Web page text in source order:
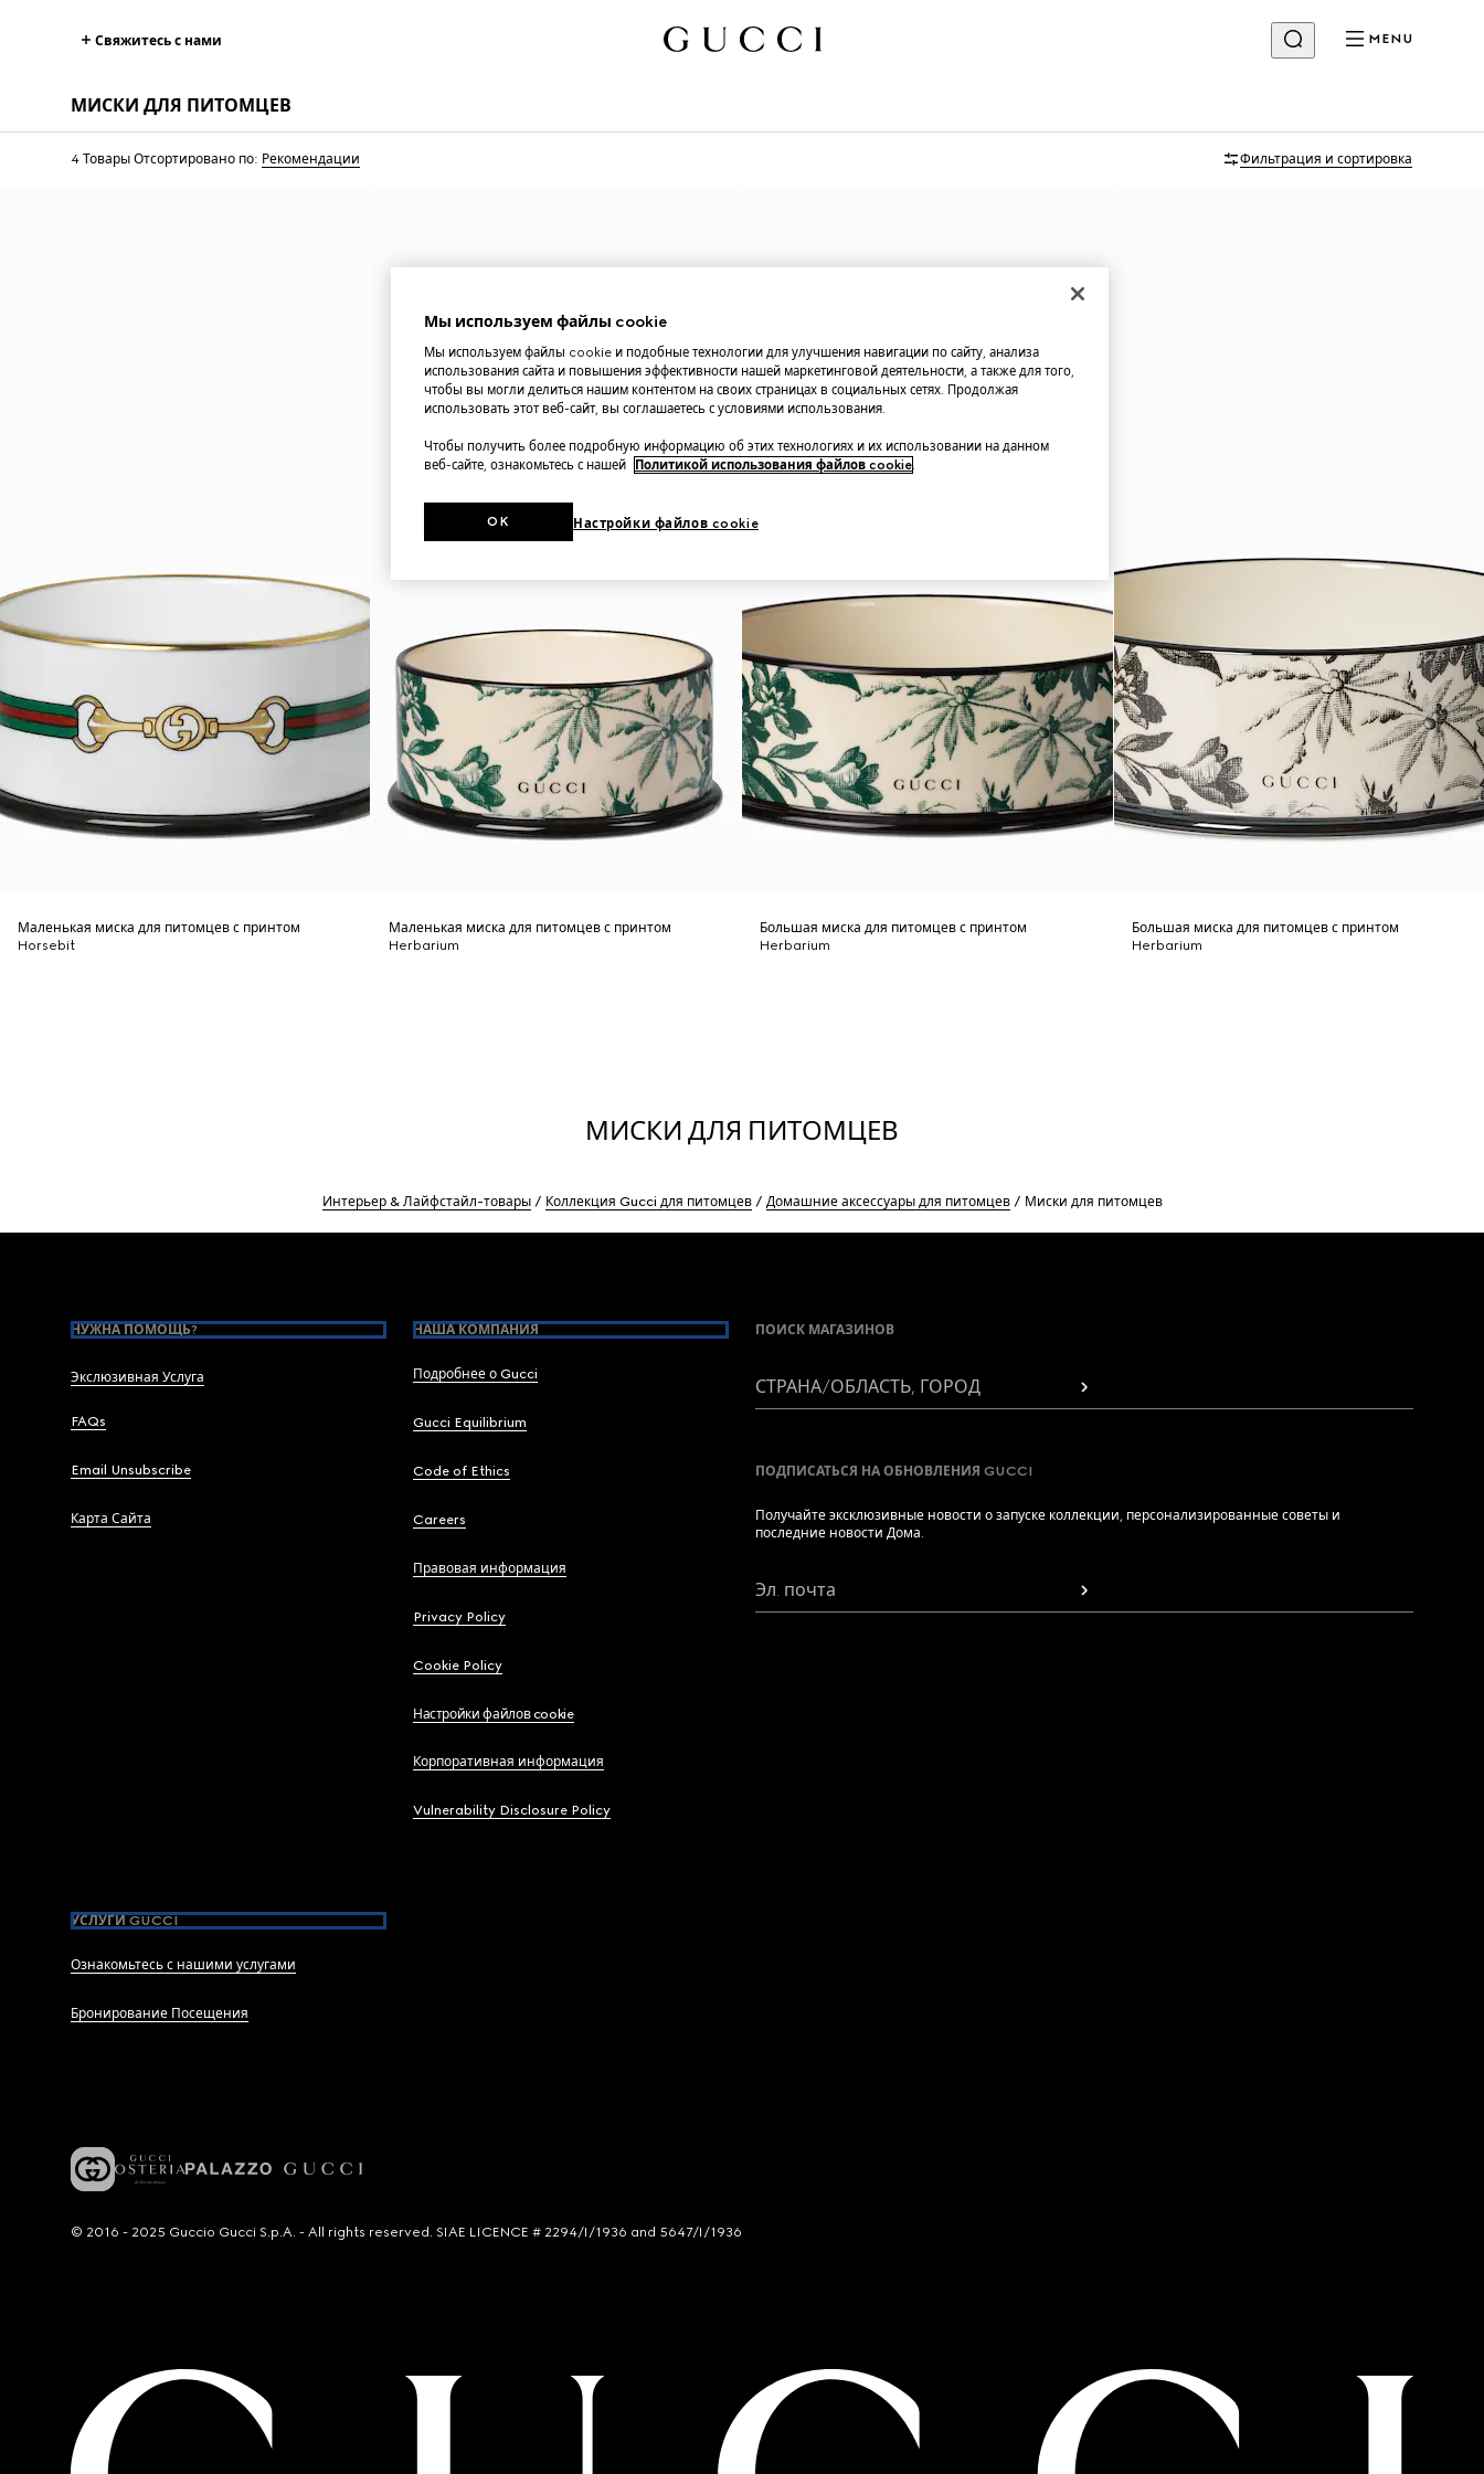
Свяжитесь с нами MENU
МИСКИ ДЛЯ ПИТОМЦЕВ
4 Товары Отсортировано по: Рекомендации Фильтрация и сортировка
Маленькая миска для питомцев с принтом
Horsebit
Маленькая миска для питомцев с принтом
Herbarium
Большая миска для питомцев с принтом
Herbarium
Большая миска для питомцев с принтом
Herbarium
МИСКИ ДЛЯ ПИТОМЦЕВ
Интерьер & Лайфстайл-товары Коллекция Gucci для питомцев Домашние аксессуары для питомцев Миски для питомцев
НУЖНА ПОМОЩЬ?
Экслюзивная Услуга
FAQs
Email Unsubscribe
Карта Сайта
НАША КОМПАНИЯ
Подробнее о Gucci
Gucci Equilibrium
Code of Ethics
Careers
Правовая информация
Privacy Policy
Cookie Policy
Настройки файлов cookie
Корпоративная информация
Vulnerability Disclosure Policy
УСЛУГИ GUCCI
Ознакомьтесь с нашими услугами
Бронирование Посещения
ПОИСК МАГАЗИНОВ
СТРАНА/ОБЛАСТЬ, ГОРОД
ПОДПИСАТЬСЯ НА ОБНОВЛЕНИЯ GUCCI
Получайте эксклюзивные новости о запуске коллекции, персонализированные советы и
последние новости Дома.
Эл. почта
© 2016 - 2025 Guccio Gucci S.p.A. - All rights reserved. SIAE LICENCE # 2294/I/1936 and 5647/I/1936
Мы используем файлы cookie
Мы используем файлы cookie и подобные технологии для улучшения навигации по сайту, анализа
использования сайта и повышения эффективности нашей маркетинговой деятельности, а также для того,
чтобы вы могли делиться нашим контентом на своих страницах в социальных сетях. Продолжая
использовать этот веб-сайт, вы соглашаетесь с условиями использования.
Чтобы получить более подробную информацию об этих технологиях и их использовании на данном
веб-сайте, ознакомьтесь с нашей
Политикой использования файлов cookie.
Настройки файлов cookie
OK